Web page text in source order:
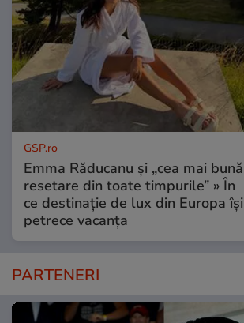
GSP.ro
Emma Răducanu și „cea mai bună
resetare din toate timpurile” » În
ce destinație de lux din Europa își
petrece vacanța
PARTENERI